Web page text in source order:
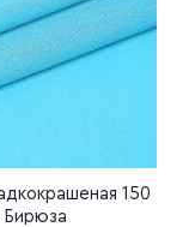
150
Бирюза